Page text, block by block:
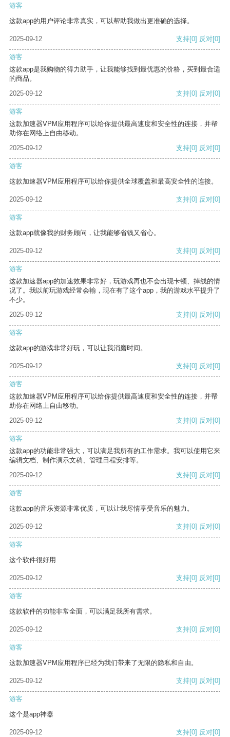
游客
这款app的用户评论非常真实，可以帮助我做出更准确的选择。
2025-09-12 支持[0] 反对[0]
游客
这款app是我购物的得力助手，让我能够找到最优惠的价格，买到最合适
的商品。
2025-09-12
支持[0] 反对[0]
游客
这款加速器VPM应用程序可以给你提供最高速度和安全性的连接，并帮
助你在网络上自由移动。
2025-09-12
支持[0] 反对[0]
游客
这款加速器VPM应用程序可以给你提供全球覆盖和最高安全性的连接。
2025-09-12 支持[0] 反对[0]
游客
这款app就像我的财务顾问，让我能够省钱又省心。
2025-09-12 支持[0] 反对[0]
游客
这款加速器app的加速效果非常好，玩游戏再也不会出现卡顿、掉线的情
况了。我以前玩游戏经常会输，现在有了这个app，我的游戏水平提升了
不少。
2025-09-12
支持[0] 反对[0]
游客
这款app的游戏非常好玩，可以让我消磨时间。
2025-09-12 支持[0] 反对[0]
游客
这款加速器VPM应用程序可以给你提供最高速度和安全性的连接，并帮
助你在网络上自由移动。
2025-09-12
支持[0] 反对[0]
游客
这款app的功能非常强大，可以满足我所有的工作需求。我可以使用它来
编辑文档、制作演示文稿、管理日程安排等。
2025-09-12
支持[0] 反对[0]
游客
这款app的音乐资源非常优质，可以让我尽情享受音乐的魅力。
2025-09-12 支持[0] 反对[0]
游客
这个软件很好用
2025-09-12 支持[0] 反对[0]
游客
这款软件的功能非常全面，可以满足我所有需求。
2025-09-12 支持[0] 反对[0]
游客
这款加速器VPM应用程序已经为我们带来了无限的隐私和自由。
2025-09-12 支持[0] 反对[0]
游客
这个是app神器
2025-09-12 支持[0] 反对[0]